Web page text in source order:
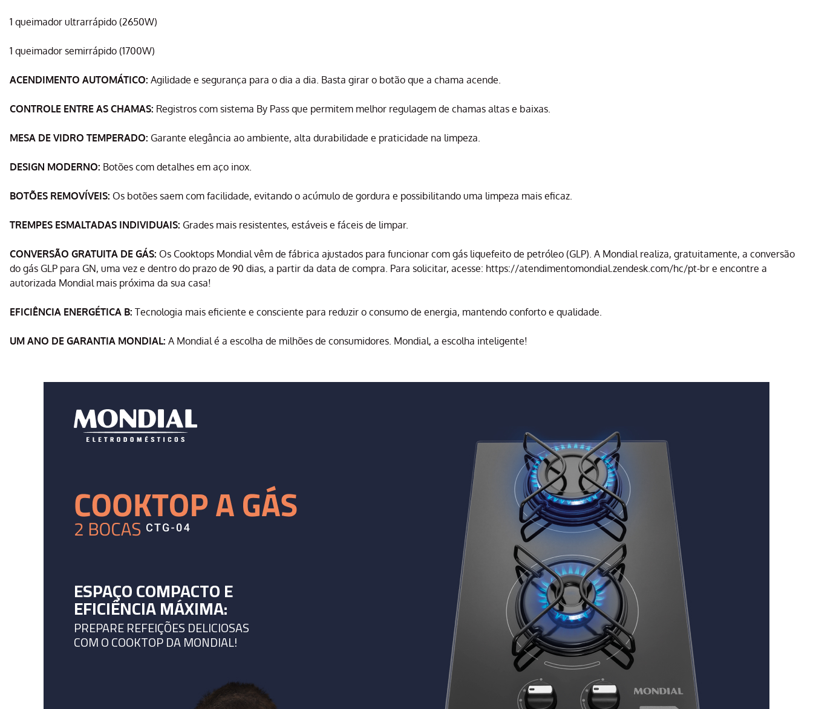
1 queimador ultrarrápido (2650W)
1 queimador semirrápido (1700W)
ACENDIMENTO AUTOMÁTICO: Agilidade e segurança para o dia a dia. Basta girar o botão que a chama acende.
CONTROLE ENTRE AS CHAMAS: Registros com sistema By Pass que permitem melhor regulagem de chamas altas e baixas.
MESA DE VIDRO TEMPERADO: Garante elegância ao ambiente, alta durabilidade e praticidade na limpeza.
DESIGN MODERNO: Botões com detalhes em aço inox.
BOTÕES REMOVÍVEIS: Os botões saem com facilidade, evitando o acúmulo de gordura e possibilitando uma limpeza mais eficaz.
TREMPES ESMALTADAS INDIVIDUAIS: Grades mais resistentes, estáveis e fáceis de limpar.
CONVERSÃO GRATUITA DE GÁS: Os Cooktops Mondial vêm de fábrica ajustados para funcionar com gás liquefeito de petróleo (GLP). A Mondial realiza, gratuitamente, a conversão
do gás GLP para GN, uma vez e dentro do prazo de 90 dias, a partir da data de compra. Para solicitar, acesse: https://atendimentomondial.zendesk.com/hc/pt-br e encontre a
autorizada Mondial mais próxima da sua casa!
EFICIÊNCIA ENERGÉTICA B: Tecnologia mais eficiente e consciente para reduzir o consumo de energia, mantendo conforto e qualidade.
UM ANO DE GARANTIA MONDIAL: A Mondial é a escolha de milhões de consumidores. Mondial, a escolha inteligente!